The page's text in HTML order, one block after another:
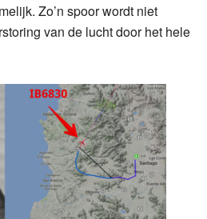
Zo’n spoor wordt niet
van de lucht door het hele